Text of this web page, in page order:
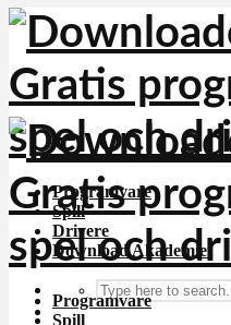
Programvare
Spill
Drivere
Download Akademiet
Programvare
Spill